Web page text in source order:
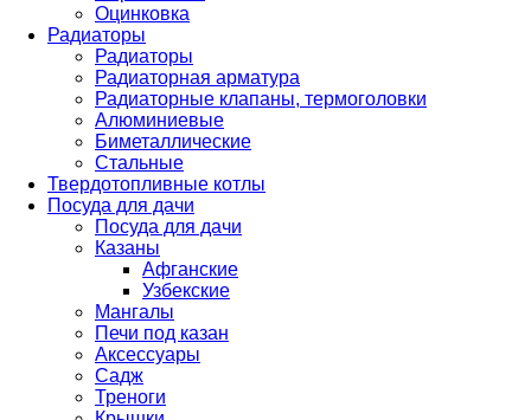
Оцинковка
Радиаторы
Радиаторы
Радиаторная арматура
Радиаторные клапаны, термоголовки
Алюминиевые
Биметаллические
Стальные
Твердотопливные котлы
Посуда для дачи
Посуда для дачи
Казаны
Афганские
Узбекские
Мангалы
Печи под казан
Аксессуары
Садж
Треноги